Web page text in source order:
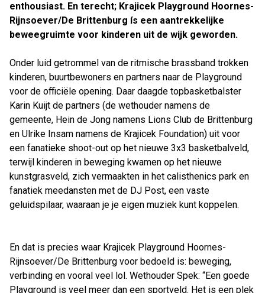
enthousiast. En terecht; Krajicek Playground Hoornes-
Rijnsoever/De Brittenburg ís een aantrekkelijke
beweegruimte voor kinderen uit de wijk geworden.
Onder luid getrommel van de ritmische brassband trokken
kinderen, buurtbewoners en partners naar de Playground
voor de officiële opening. Daar daagde topbasketbalster
Karin Kuijt de partners (de wethouder namens de
gemeente, Hein de Jong namens Lions Club de Brittenburg
en Ulrike Insam namens de Krajicek Foundation) uit voor
een fanatieke shoot-out op het nieuwe 3x3 basketbalveld,
terwijl kinderen in beweging kwamen op het nieuwe
kunstgrasveld, zich vermaakten in het calisthenics park en
fanatiek meedansten met de DJ Post, een vaste
geluidspilaar, waaraan je je eigen muziek kunt koppelen.
En dat is precies waar Krajicek Playground Hoornes-
Rijnsoever/De Brittenburg voor bedoeld is: beweging,
verbinding en vooral veel lol. Wethouder Spek: “Een goede
Playground is veel meer dan een sportveld. Het is een plek